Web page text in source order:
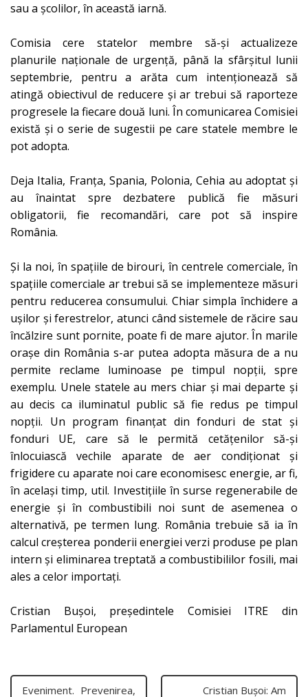
sau a școlilor, în această iarnă.
Comisia cere statelor membre să-și actualizeze
planurile naționale de urgență, până la sfârșitul lunii
septembrie, pentru a arăta cum intenționează să
atingă obiectivul de reducere și ar trebui să raporteze
progresele la fiecare două luni. În comunicarea Comisiei
există și o serie de sugestii pe care statele membre le
pot adopta.
Deja Italia, Franța, Spania, Polonia, Cehia au adoptat și
au înaintat spre dezbatere publică fie măsuri
obligatorii, fie recomandări, care pot să inspire
România.
Și la noi, în spațiile de birouri, în centrele comerciale, în
spațiile comerciale ar trebui să se implementeze măsuri
pentru reducerea consumului. Chiar simpla închidere a
ușilor și ferestrelor, atunci când sistemele de răcire sau
încălzire sunt pornite, poate fi de mare ajutor. În marile
orașe din România s-ar putea adopta măsura de a nu
permite reclame luminoase pe timpul nopții, spre
exemplu. Unele statele au mers chiar și mai departe și
au decis ca iluminatul public să fie redus pe timpul
nopții. Un program finanțat din fonduri de stat și
fonduri UE, care să le permită cetățenilor să-și
înlocuiască vechile aparate de aer condiționat și
frigidere cu aparate noi care economisesc energie, ar fi,
în același timp, util. Investițiile în surse regenerabile de
energie și în combustibili noi sunt de asemenea o
alternativă, pe termen lung. România trebuie să ia în
calcul creșterea ponderii energiei verzi produse pe plan
intern și eliminarea treptată a combustibililor fosili, mai
ales a celor importați.
Cristian Bușoi, președintele Comisiei ITRE din
Parlamentul European
Eveniment. Prevenirea, Cristian Bușoi: Am